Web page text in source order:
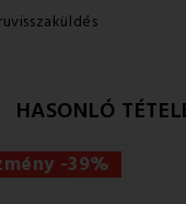
HASONLÓ
-39%